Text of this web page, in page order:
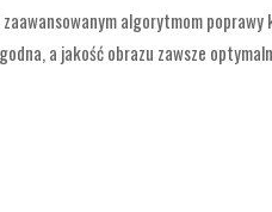
algorytmom
a jakość obrazu zawsze